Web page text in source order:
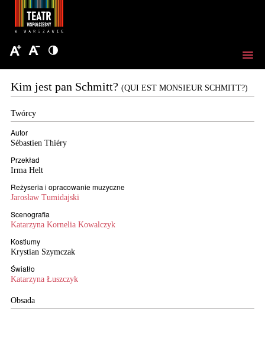
Kim jest pan Schmitt? (QUI EST MONSIEUR SCHMITT?)
Twórcy
Autor
Sébastien Thiéry
Przekład
Irma Helt
Reżyseria i opracowanie muzyczne
Jarosław Tumidajski
Scenografia
Katarzyna Kornelia Kowalczyk
Kostiumy
Krystian Szymczak
Światło
Katarzyna Łuszczyk
Obsada